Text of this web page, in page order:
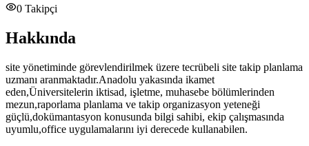
0 Takipçi
Hakkında
site yönetiminde görevlendirilmek üzere tecrübeli site takip planlama
uzmanı aranmaktadır.Anadolu yakasında ikamet
eden,Üniversitelerin iktisad, işletme, muhasebe bölümlerinden
mezun,raporlama planlama ve takip organizasyon yeteneği
güçlü,dokümantasyon konusunda bilgi sahibi, ekip çalışmasında
uyumlu,office uygulamalarını iyi derecede kullanabilen.